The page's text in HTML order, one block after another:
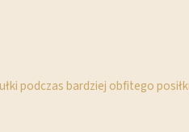
podczas bardziej obfitego